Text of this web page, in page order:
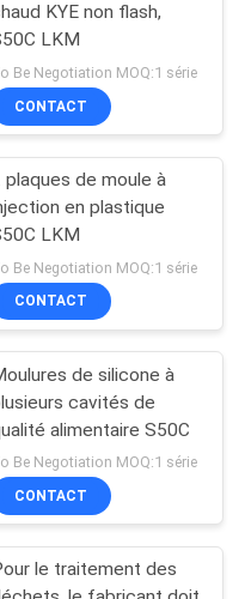
KYE non flash,
LKM
Be Negotiation MOQ:1 série
CONTACT
plaques de moule à
en plastique
LKM
Be Negotiation MOQ:1 série
CONTACT
de silicone à
cavités de
alimentaire S50C
Be Negotiation MOQ:1 série
CONTACT
le traitement des